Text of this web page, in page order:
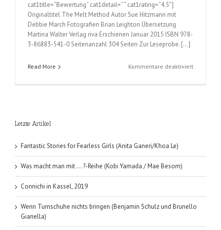
cat1title=“Bewertung“ cat1detail=“ “ cat1rating=“4.5″]
Originaltitel The Melt Method Autor Sue Hitzmann mit
Debbie March Fotografien Brian Leighton Übersetzung
Martina Walter Verlag riva Erschienen Januar 2015 ISBN 978-
3-86883-541-0 Seitenanzahl 304 Seiten Zur Leseprobe. […]
Read More Kommentare deaktiviertfür
Letzte Artikel
Fantastic Stories for Fearless Girls (Anita Ganeri/Khoa Le)
Was macht man mit … ?-Reihe (Kobi Yamada / Mae Besom)
Connichi in Kassel, 2019
Wenn Turnschuhe nichts bringen (Benjamin Schulz und Brunello
Gianella)